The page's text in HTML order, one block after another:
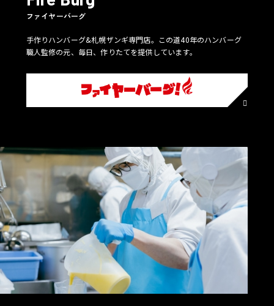
ファイヤーバーグ
手作りハンバーグ&札幌ザンギ専門店。この道40年のハンバーグ
職人監修の元、毎日、作りたてを提供しています。